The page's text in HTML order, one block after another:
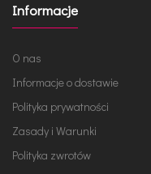
Informacje
O nas
Informacje o dostawie
Polityka prywatności
Zasady i Warunki
Polityka zwrotów